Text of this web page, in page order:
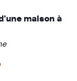
maison à